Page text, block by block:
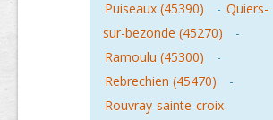
Puiseaux (45390)
- Quiers-
sur-bezonde (45270)
-
Ramoulu (45300)
-
Rebrechien (45470)
-
Rouvray-sainte-croix